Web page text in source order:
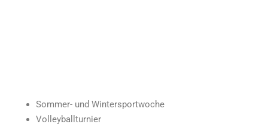
Sommer- und Wintersportwoche
Volleyballturnier